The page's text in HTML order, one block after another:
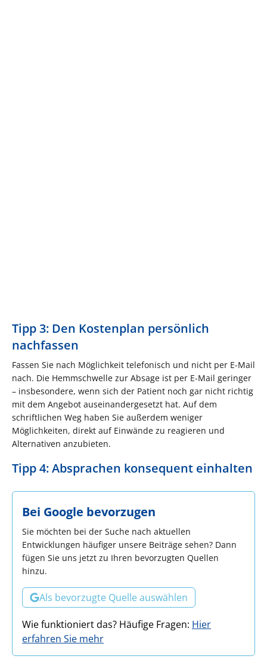
Tipp 3: Den Kostenplan persönlich
nachfassen
Fassen Sie nach Möglichkeit telefonisch und nicht per E-Mail
nach. Die Hemmschwelle zur Absage ist per E-Mail geringer
– insbesondere, wenn sich der Patient noch gar nicht richtig
mit dem Angebot auseinandergesetzt hat. Auf dem
schriftlichen Weg haben Sie außerdem weniger
Möglichkeiten, direkt auf Einwände zu reagieren und
Alternativen anzubieten.
Tipp 4: Absprachen konsequent einhalten
Bei Google bevorzugen
Sie möchten bei der Suche nach aktuellen
Entwicklungen häufiger unsere Beiträge sehen? Dann
fügen Sie uns jetzt zu Ihren bevorzugten Quellen
hinzu.
Als bevorzugte Quelle auswählen
Wie funktioniert das? Häufige Fragen: Hier
erfahren Sie mehr